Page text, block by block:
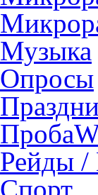
Музыка
Опросы
Рейды /